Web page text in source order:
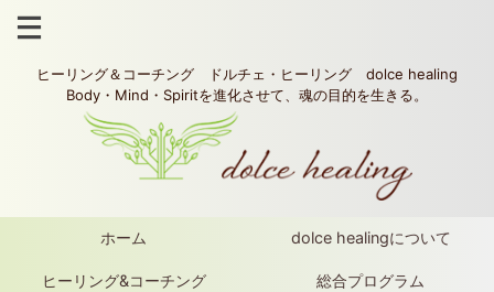
ヒーリング＆コーチング ドルチェ・ヒーリング dolce healing
Body・Mind・Spiritを進化させて、魂の目的を生きる。
ホーム dolce healingについて
ヒーリング&コーチング 総合プログラム